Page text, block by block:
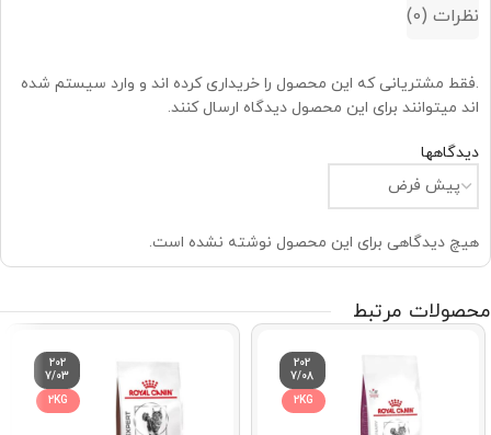
نظرات (0)
دیدگاهها
هیچ دیدگاهی برای این محصول نوشته نشده است.
.فقط مشتریانی که این محصول را خریداری کرده اند و وارد سیستم شده
اند میتوانند برای این محصول دیدگاه ارسال کنند.
محصولات مرتبط
202
7/08
2KG
202
7/03
2KG